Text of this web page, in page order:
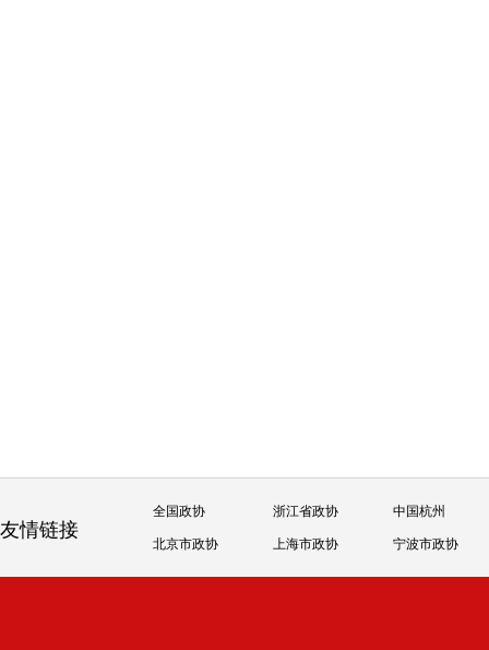
友情链接
全国政协 浙江省政协 中国杭州
北京市政协 上海市政协 宁波市政协